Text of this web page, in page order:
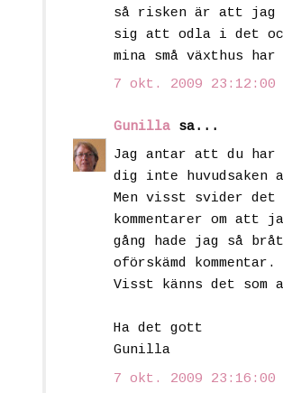
så risken är att jag
sig att odla i det
mina små växthus
7 okt. 2009 23:12:00
Gunilla sa...
Jag antar att du har
dig inte
Men visst svider det
kommentarer om att
gång hade jag så
oförskämd kommentar.
Visst känns det
Ha det gott
Gunilla
7 okt. 2009 23:16:00